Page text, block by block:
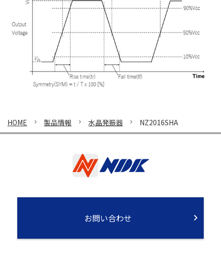
HOME 製品情報 水晶発振器 NZ2016SHA
お問い合わせ